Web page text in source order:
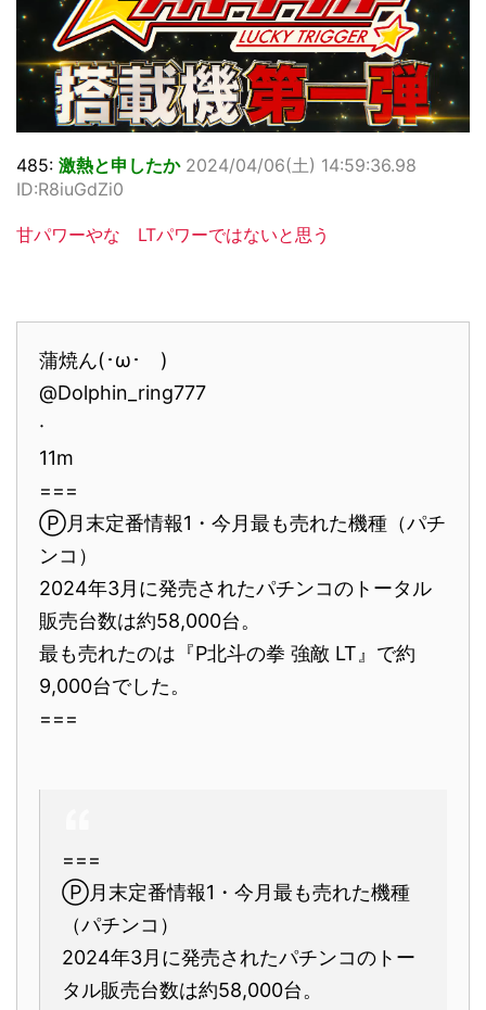
485: 激熱と申したか 2024/04/06(土) 14:59:36.98
ID:R8iuGdZi0
甘パワーやな LTパワーではないと思う
蒲焼ん(･ω･ )
@Dolphin_ring777
·
11m
===
Ⓟ月末定番情報1・今月最も売れた機種（パチ
ンコ）
2024年3月に発売されたパチンコのトータル
販売台数は約58,000台。
最も売れたのは『P北斗の拳 強敵 LT』で約
9,000台でした。
===
===
Ⓟ月末定番情報1・今月最も売れた機種
（パチンコ）
2024年3月に発売されたパチンコのトー
タル販売台数は約58,000台。